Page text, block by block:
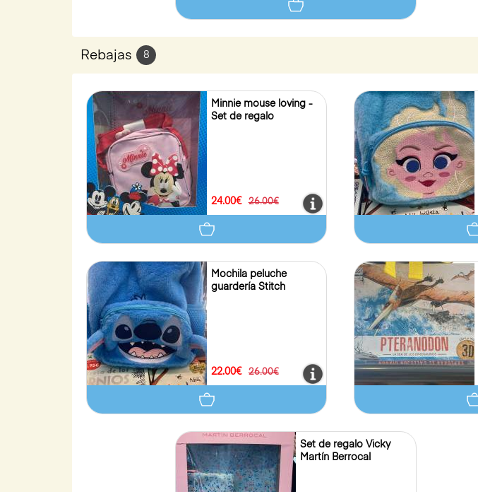
Rebajas 8
Minnie mouse loving -
Set de regalo
24.00€ 26.00€
Mochila peluche
guardería Stitch
22.00€ 26.00€
Set de regalo Vicky
Martín Berrocal